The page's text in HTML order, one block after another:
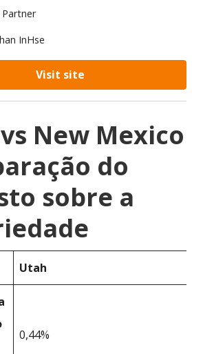
Partner
InHse
Visit site
New Mexico
do
sobre a
Utah
0,44%